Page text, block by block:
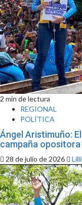
2 min de lectura
REGIONAL
POLÍTICA
Ángel Aristimuño:
campaña opositora
28 de julio de 2026